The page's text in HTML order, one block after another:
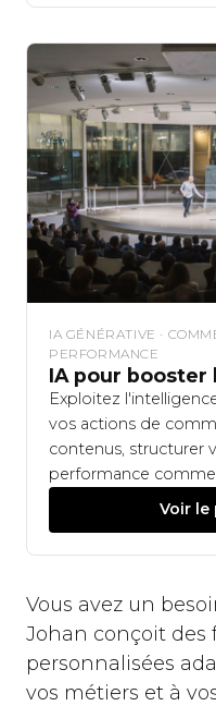
IA GÉNÉRATIVE ·
PERFORMANCE
IA pour booster
Exploitez
vos actions de
contenus, structurer
performance
Voir le
Vous avez un
Johan conçoit des
personnalisées
vos métiers et à